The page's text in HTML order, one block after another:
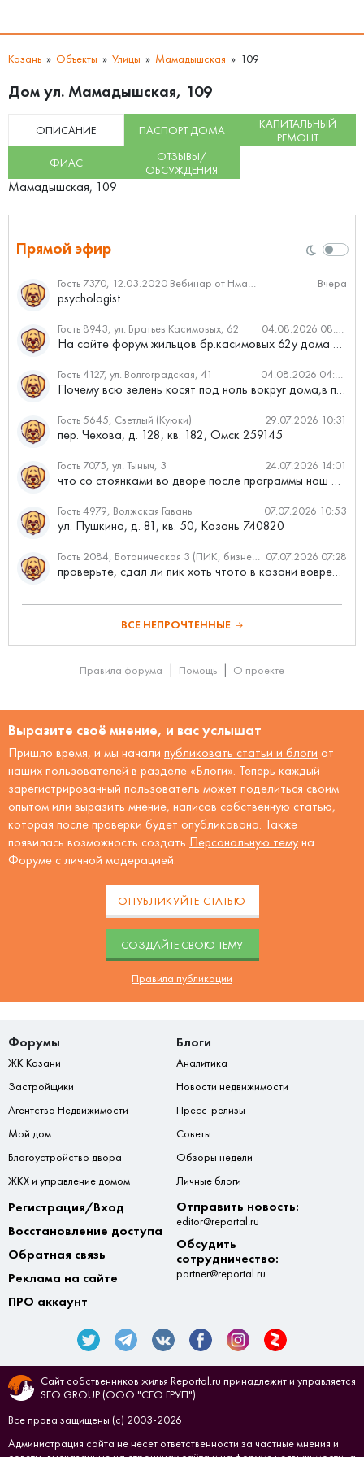
Казань Объекты Улицы Мамадышская 109
Дом ул. Мамадышская, 109
ОПИСАНИЕ ПАСПОРТ ДОМА
КАПИТАЛЬНЫЙ
РЕМОНТ
ФИАС
ОТЗЫВЫ/
ОБСУЖДЕНИЯ
Мамадышская, 109
Прямой эфир
Гость 7370, 12.03.2020 Вебинар от Нмаркет.ПРО: «Актуальное об ипотеке: что нужно знать» Вчера
psychologist
Гость 8943, ул. Братьев Касимовых, 62 04.08.2026 08:34
На сайте форум жильцов бр.касимовых 62у дома растут красивые...
Гость 4127, ул. Волгоградская, 41 04.08.2026 04:46
Почему всю зелень косят под ноль вокруг дома,в полисадниках....
Гость 5645, Светлый (Куюки) 29.07.2026 10:31
пер. Чехова, д. 128, кв. 182, Омск 259145
Гость 7075, ул. Тыныч, 3 24.07.2026 14:01
что со стоянками во дворе после программы наш двор
Гость 4979, Волжская Гавань 07.07.2026 10:53
ул. Пушкина, д. 81, кв. 50, Казань 740820
Гость 2084, Ботаническая 3 (ПИК, бизнес-класс) 07.07.2026 07:28
проверьте, сдал ли пик хоть чтото в казани вовремя?
ВСЕ НЕПРОЧТЕННЫЕ
Правила форума Помощь О проекте
Выразите своё мнение, и вас услышат
Пришло время, и мы начали публиковать статьи и блоги от
наших пользователей в разделе «Блоги». Теперь каждый
зарегистрированный пользователь может поделиться своим
опытом или выразить мнение, написав собственную статью,
которая после проверки будет опубликована. Также
появилась возможность создать Персональную тему на
Форуме с личной модерацией.
ОПУБЛИКУЙТЕ СТАТЬЮ
CОЗДАЙТЕ СВОЮ ТЕМУ
Правила публикации
Форумы
ЖК Казани
Застройщики
Агентства Недвижимости
Мой дом
Благоустройство двора
ЖКХ и управление домом
Блоги
Аналитика
Новости недвижимости
Пресс-релизы
Советы
Обзоры недели
Личные блоги
Регистрация/Вход
Восстановление доступа
Обратная связь
Реклама на сайте
ПРО аккаунт
Отправить новость:
editor@reportal.ru
Обсудить
сотрудничество:
partner@reportal.ru
Сайт собственников жилья Reportal.ru принадлежит и управляется
SEO.GROUP (ООО "СЕО.ГРУП").
Все права защищены (с) 2003-2026
Администрация сайта не несет ответственности за частные мнения и